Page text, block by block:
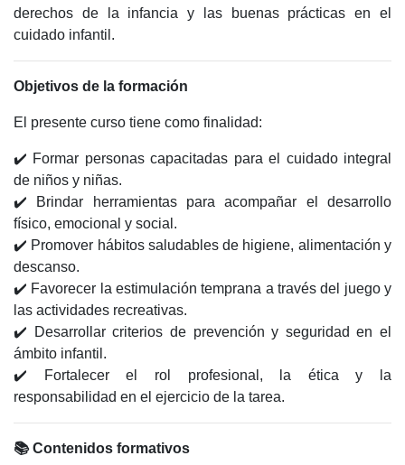
derechos de la infancia y las buenas prácticas en el
cuidado infantil.
Objetivos de la formación
El presente curso tiene como finalidad:
✔️ Formar personas capacitadas para el cuidado integral
de niños y niñas.
✔️ Brindar herramientas para acompañar el desarrollo
físico, emocional y social.
✔️ Promover hábitos saludables de higiene, alimentación y
descanso.
✔️ Favorecer la estimulación temprana a través del juego y
las actividades recreativas.
✔️ Desarrollar criterios de prevención y seguridad en el
ámbito infantil.
✔️ Fortalecer el rol profesional, la ética y la
responsabilidad en el ejercicio de la tarea.
📚 Contenidos formativos